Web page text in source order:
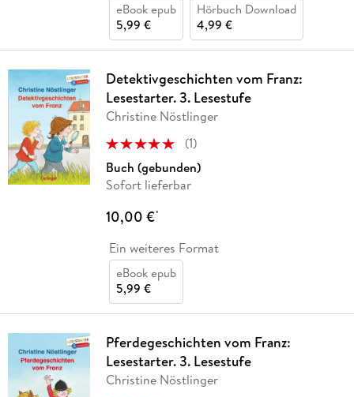
eBook epub
5,99 €
Hörbuch Download
4,99 €
Detektivgeschichten vom Franz:
Lesestarter. 3. Lesestufe
Christine Nöstlinger
(1)
Buch (gebunden)
Sofort lieferbar
10,00 €*
Ein weiteres Format
eBook epub
5,99 €
Pferdegeschichten vom Franz:
Lesestarter. 3. Lesestufe
Christine Nöstlinger